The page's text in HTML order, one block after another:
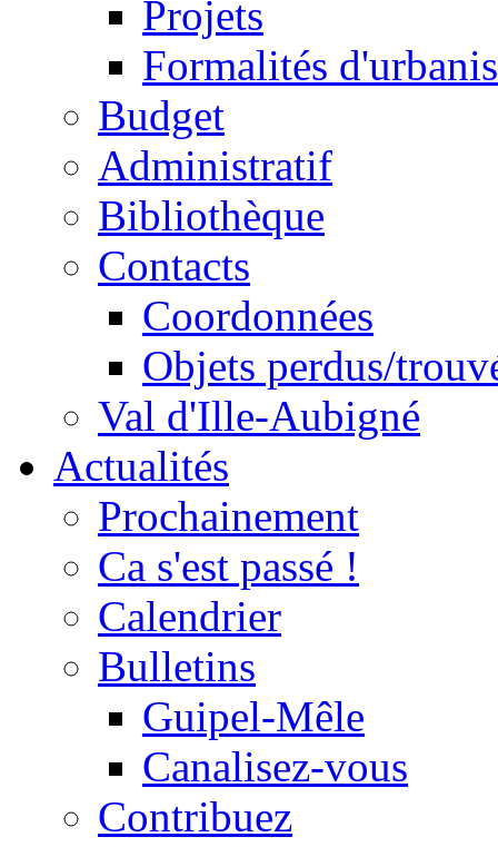
Projets
Formalités
Budget
Administratif
Bibliothèque
Contacts
Coordonnées
Objets perdus/
Val d'Ille-Aubigné
Actualités
Prochainement
Ca s'est passé !
Calendrier
Bulletins
Guipel-Mêle
Canalisez-vous
Contribuez